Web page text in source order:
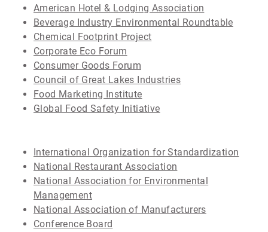
American Hotel & Lodging Association
Beverage Industry Environmental Roundtable
Chemical Footprint Project
Corporate Eco Forum
Consumer Goods Forum
Council of Great Lakes Industries
Food Marketing Institute
Global Food Safety Initiative
International Organization for Standardization
National Restaurant Association
National Association for Environmental
Management
National Association of Manufacturers
Conference Board